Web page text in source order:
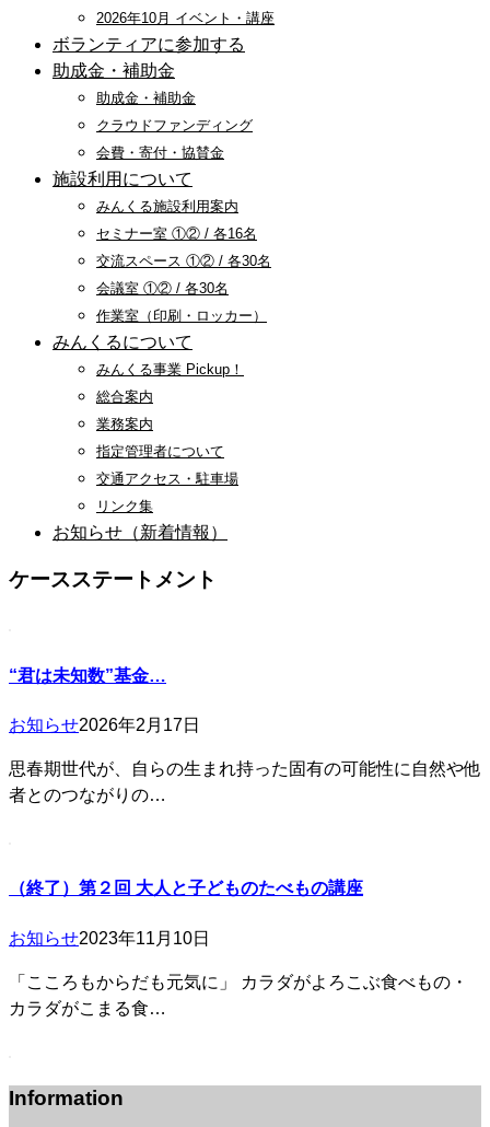
2026年10月 イベント・講座
ボランティアに参加する
助成金・補助金
助成金・補助金
クラウドファンディング
会費・寄付・協賛金
施設利用について
みんくる施設利用案内
セミナー室 ①② / 各16名
交流スペース ①② / 各30名
会議室 ①② / 各30名
作業室（印刷・ロッカー）
みんくるについて
みんくる事業 Pickup！
総合案内
業務案内
指定管理者について
交通アクセス・駐車場
リンク集
お知らせ（新着情報）
ケースステートメント
“君は未知数”基金…
お知らせ2026年2月17日
思春期世代が、自らの生まれ持った固有の可能性に自然や他
者とのつながりの…
（終了）第２回 大人と子どものたべもの講座
お知らせ2023年11月10日
「こころもからだも元気に」 カラダがよろこぶ食べもの・
カラダがこまる食…
Information